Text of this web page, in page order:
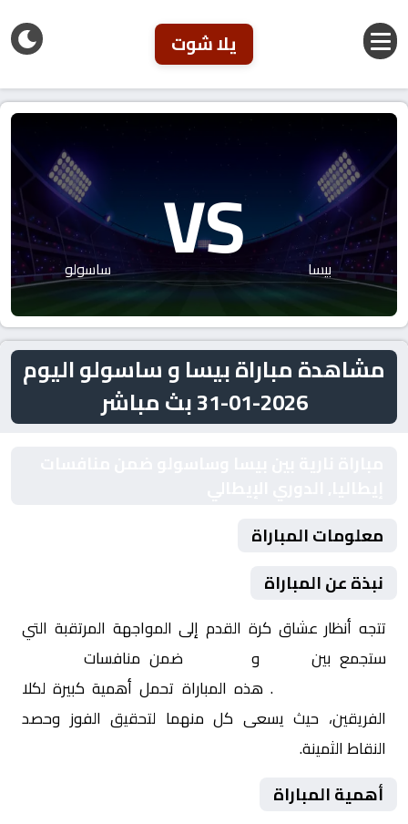
يلا شوت
بيسا VS ساسولو
مشاهدة مباراة بيسا و ساسولو اليوم
2026-01-31 بث مباشر
معلومات المباراة
نبذة عن المباراة
تتجه أنظار عشاق كرة القدم إلى المواجهة المرتقبة التي
ستجمع بين
و ضمن منافسات
. هذه المباراة تحمل أهمية كبيرة لكلا
الفريقين، حيث يسعى كل منهما لتحقيق الفوز وحصد
النقاط الثمينة.
أهمية المباراة